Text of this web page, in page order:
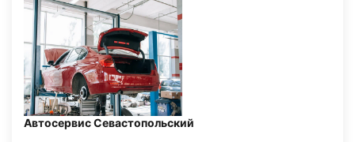
Автосервис Севастопольский